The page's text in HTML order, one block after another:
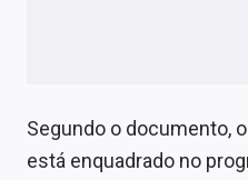
Sobre
Segundo o documento,
está enquadrado no